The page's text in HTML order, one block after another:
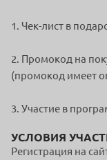
1. Чек-лист в
2. Промокод на
(промокод имеет
3. Участие в
УСЛОВИЯ
Регистрация на